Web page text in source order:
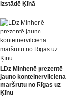
izstādē Ķīnā
LDz Minhenē prezentē
jauno konteinervilciena
maršrutu no Rīgas uz
Ķīnu